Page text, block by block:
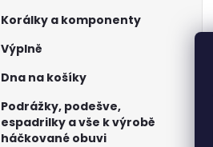
Korálky a komponenty
Výplně
Dna na košíky
Podrážky, podešve,
espadrilky a vše k výrobě
háčkované obuvi